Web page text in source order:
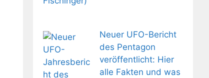
Neuer UFO-Bericht
des Pentagon
veröffentlicht: Hier
alle Fakten und was